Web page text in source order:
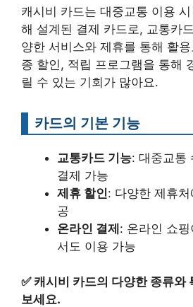
캐시비 카드는 대중교통 이용
해 설계된 결제 카드로, 교통카
양한 서비스와 제휴를 통해 활
종 할인, 적립 프로그램을 통해
릴 수 있는 기회가 많아요.
카드의 기본 기능
교통카드 기능: 대중교통
결제 가능
제휴 할인: 다양한 제휴
공
온라인 결제: 온라인 쇼
서도 이용 가능
✅캐시비 카드의 다양한 종류와
보세요.